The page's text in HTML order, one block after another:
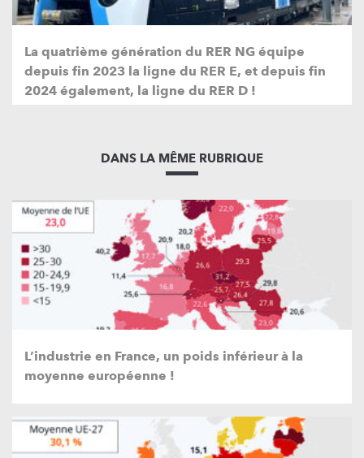
La quatrième génération du RER NG équipe
depuis fin 2023 la ligne du RER E, et depuis fin
2024 également, la ligne du RER D !
DANS LA MÊME RUBRIQUE
L’industrie en France, un poids inférieur à la
moyenne européenne !